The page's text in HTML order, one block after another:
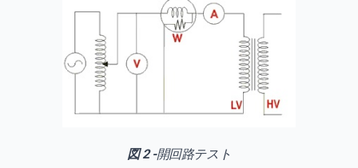
図 2 -開回路テスト